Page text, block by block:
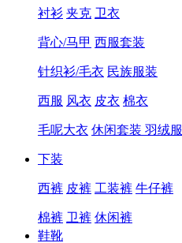
衬衫 夹克 卫衣
背心/马甲 西服套装
针织衫/毛衣 民族服装
西服 风衣 皮衣 棉衣
毛呢大衣 休闲套装 羽绒服
下装
西裤 皮裤 工装裤 牛仔裤
棉裤 卫裤 休闲裤
鞋靴